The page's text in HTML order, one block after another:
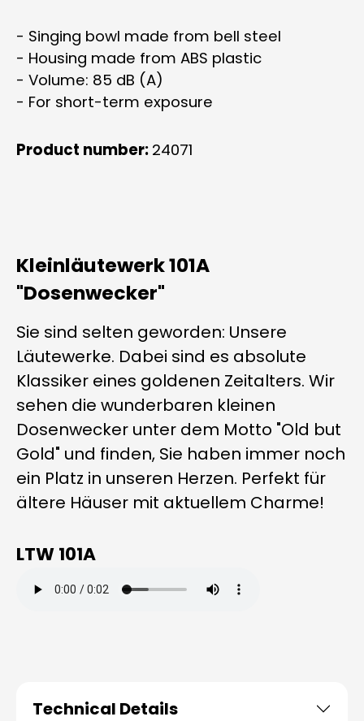
- Singing bowl made from bell steel
- Housing made from ABS plastic
- Volume: 85 dB (A)
- For short-term exposure
Product number: 24071
Kleinläutewerk 101A
"Dosenwecker"
Sie sind selten geworden: Unsere
Läutewerke. Dabei sind es absolute
Klassiker eines goldenen Zeitalters. Wir
sehen die wunderbaren kleinen
Dosenwecker unter dem Motto "Old but
Gold" und finden, Sie haben immer noch
ein Platz in unseren Herzen. Perfekt für
ältere Häuser mit aktuellem Charme!
LTW 101A
Technical Details